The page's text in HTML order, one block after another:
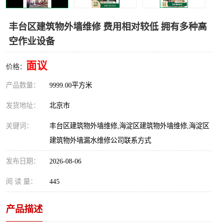
丰台区建筑物外墙维修 费用相对较低 拥有多种高
空作业设备
价格： 面议
产品数量： 9999.00平方米
发货地址： 北京市
关键词：
丰台区建筑物外墙维修,海淀区建筑物外墙维修,海淀区
建筑物外墙漏水维修公司联系方式
发布日期： 2026-08-06
阅 读 量： 445
产品描述